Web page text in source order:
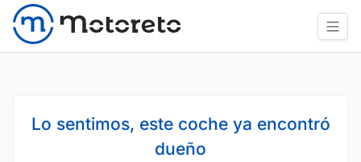
Lo sentimos, este coche ya encontró
dueño